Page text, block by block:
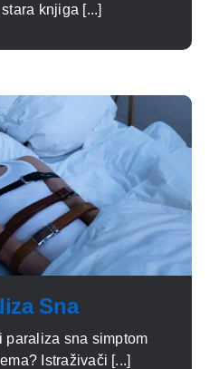
knjiga [...]
Sna
sna simptom
Istraživači [...]